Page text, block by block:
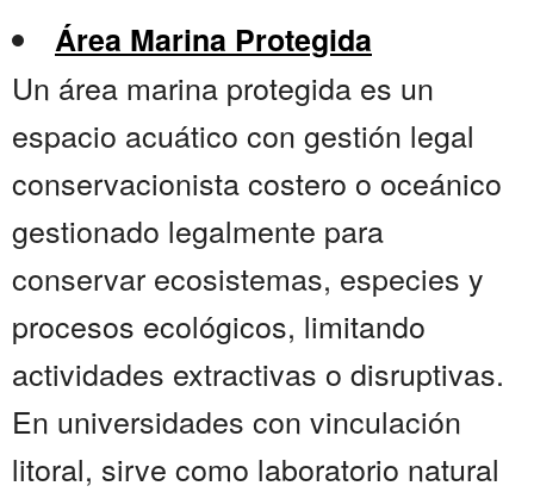
Área Marina Protegida
Un área marina protegida es un
espacio acuático con gestión legal
conservacionista costero o oceánico
gestionado legalmente para
conservar ecosistemas, especies y
procesos ecológicos, limitando
actividades extractivas o disruptivas.
En universidades con vinculación
litoral, sirve como laboratorio natural